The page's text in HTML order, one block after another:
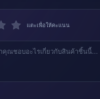
แตะเพื่อให้คะแนน